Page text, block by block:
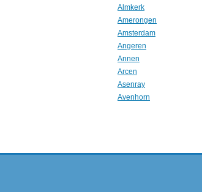
Almkerk
Amerongen
Amsterdam
Angeren
Annen
Arcen
Asenray
Avenhorn